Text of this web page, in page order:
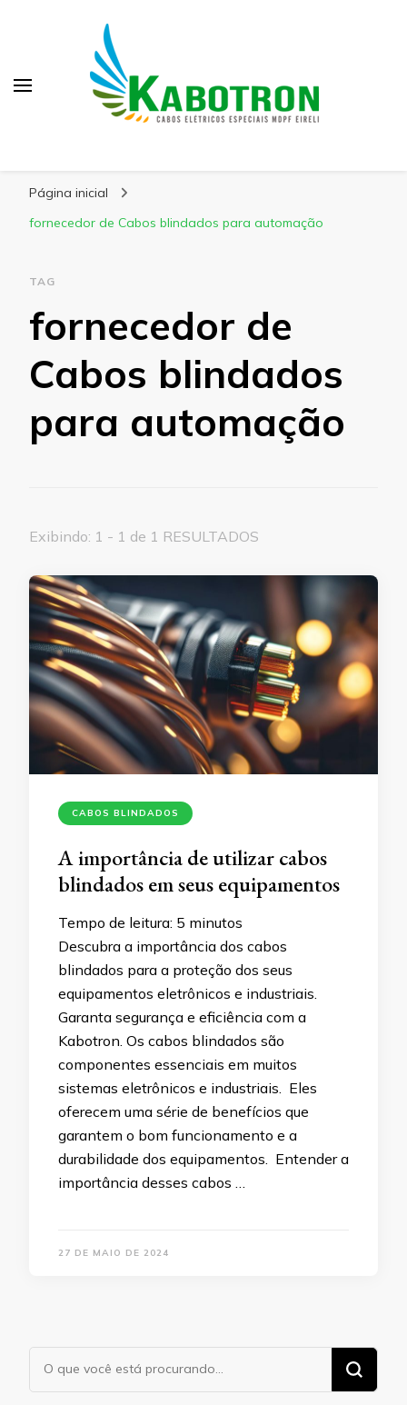
Página inicial
fornecedor de Cabos blindados para automação
TAG
fornecedor de
Cabos blindados
para automação
Exibindo: 1 - 1 de 1 RESULTADOS
CABOS BLINDADOS
A importância de utilizar cabos
blindados em seus equipamentos
Tempo de leitura: 5 minutos
Descubra a importância dos cabos
blindados para a proteção dos seus
equipamentos eletrônicos e industriais.
Garanta segurança e eficiência com a
Kabotron. Os cabos blindados são
componentes essenciais em muitos
sistemas eletrônicos e industriais. Eles
oferecem uma série de benefícios que
garantem o bom funcionamento e a
durabilidade dos equipamentos. Entender a
importância desses cabos …
27 DE MAIO DE 2024
Procurando
algo?